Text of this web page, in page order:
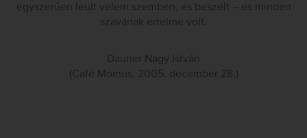
egyszerűen leült velem szemben, és beszélt – és minden
szavának értelme volt.
Dauner Nagy István
(Café Momus, 2005. december 28.)